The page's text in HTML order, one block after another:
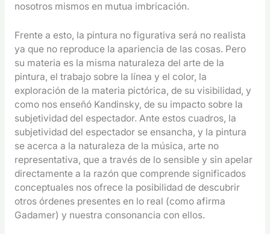
nosotros mismos en mutua imbricación.
Frente a esto, la pintura no figurativa será no realista
ya que no reproduce la apariencia de las cosas. Pero
su materia es la misma naturaleza del arte de la
pintura, el trabajo sobre la línea y el color, la
exploración de la materia pictórica, de su visibilidad, y
como nos enseñó Kandinsky, de su impacto sobre la
subjetividad del espectador. Ante estos cuadros, la
subjetividad del espectador se ensancha, y la pintura
se acerca a la naturaleza de la música, arte no
representativa, que a través de lo sensible y sin apelar
directamente a la razón que comprende significados
conceptuales nos ofrece la posibilidad de descubrir
otros órdenes presentes en lo real (como afirma
Gadamer) y nuestra consonancia con ellos.